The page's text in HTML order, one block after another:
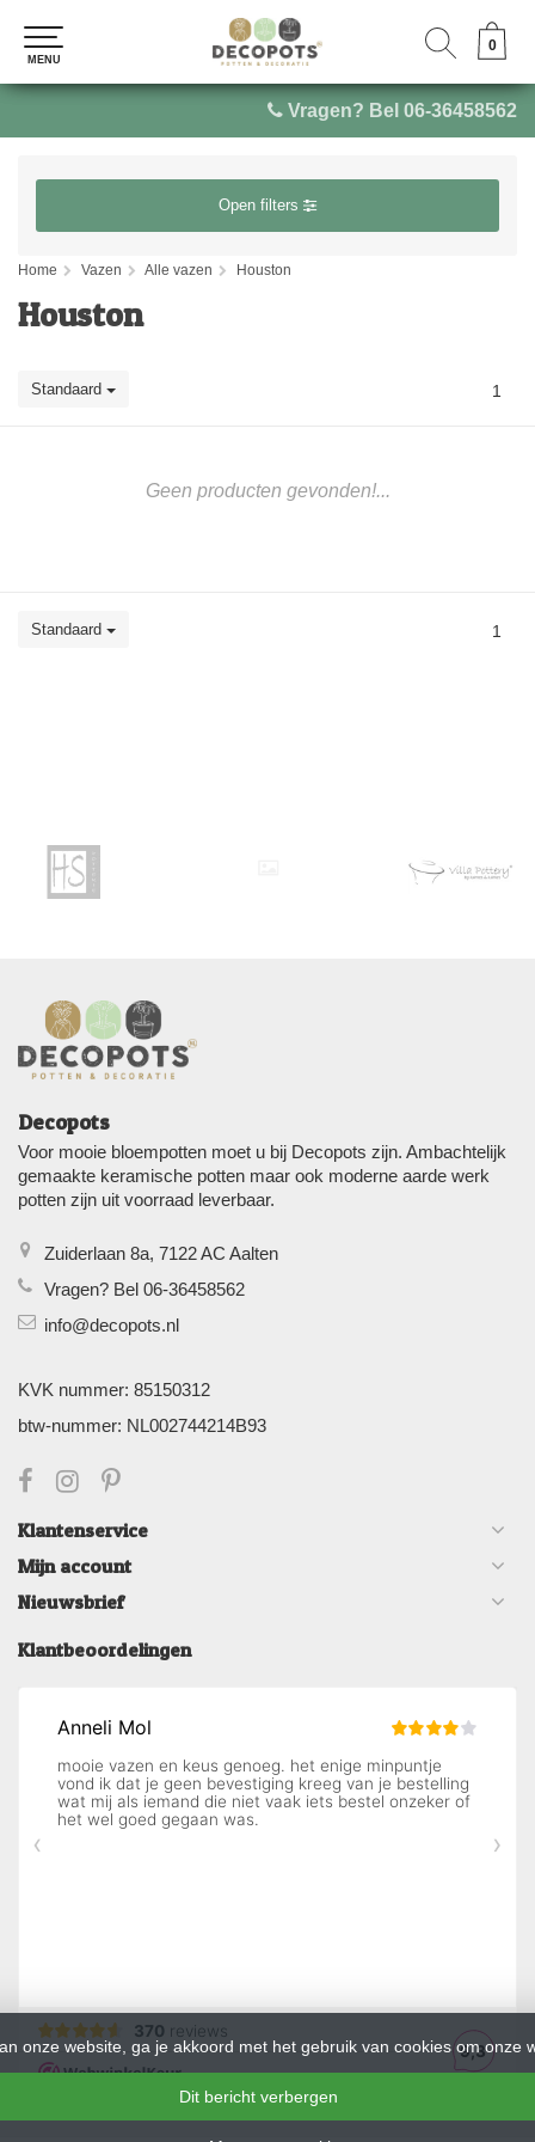
Vragen? Bel 06-36458562
0
MENU
0
MENU
Open filters
Home Vazen Alle vazen Houston
Houston
Standaard 1
Geen producten gevonden!...
Standaard 1
Decopots
Voor mooie bloempotten moet u bij Decopots zijn. Ambachtelijk
gemaakte keramische potten maar ook moderne aarde werk
potten zijn uit voorraad leverbaar.
Zuiderlaan 8a, 7122 AC Aalten
Vragen? Bel 06-36458562
info@decopots.nl
KVK nummer: 85150312
btw-nummer: NL002744214B93
Klantenservice
Mijn account
Nieuwsbrief
Klantbeoordelingen
onze website, ga je akkoord met het gebruik van cookies om onze
Dit bericht verbergen